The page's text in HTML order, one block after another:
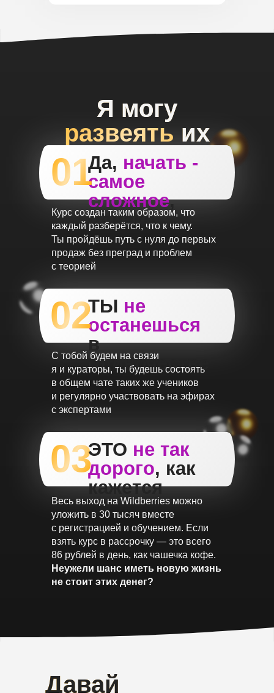
Я могу
развеять их
Да, начать -
самое
сложное,
однако...
Курс создан таким образом, что
каждый разберётся, что к чему.
Ты пройдёшь путь с нуля до первых
продаж без преград и проблем
с теорией
01
ТЫ не
останешься
в
одиночестве
С тобой будем на связи
я и кураторы, ты будешь состоять
в общем чате таких же учеников
и регулярно участвовать на эфирах
с экспертами
02
03ЭТО не так
дорого, как
кажется
Весь выход на Wildberries можно
уложить в 30 тысяч вместе
с регистрацией и обучением. Если
взять курс в рассрочку — это всего
86 рублей в день, как чашечка кофе.
Неужели шанс иметь новую жизнь
не стоит этих денег?
Давай